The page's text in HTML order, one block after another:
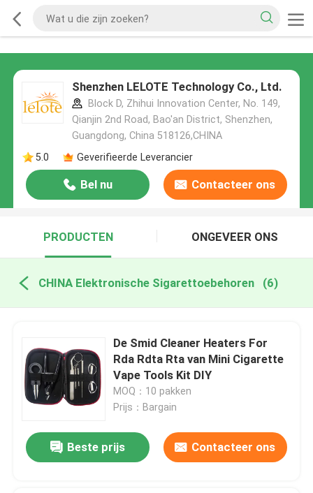
Shenzhen LELOTE Technology Co., Ltd.
Block D, Zhihui Innovation Center, No. 149,
Qianjin 2nd Road, Bao'an District, Shenzhen,
Guangdong, China 518126,CHINA
5.0
Geverifieerde Leverancier
Bel nu Contacteer ons
PRODUCTEN ONGEVEER ONS
CHINA Elektronische Sigarettoebehoren (6)
De Smid Cleaner Heaters For
Rda Rdta Rta van Mini Cigarette
Vape Tools Kit DIY
MOQ：10 pakken
Prijs：Bargain
Beste prijs Contacteer ons